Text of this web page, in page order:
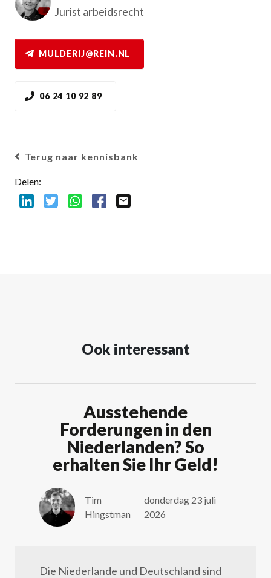
Jurist arbeidsrecht
MULDERIJ@REIN.NL
06 24 10 92 89
Terug naar kennisbank
Delen:
Ook interessant
Ausstehende
Forderungen in den
Niederlanden? So
erhalten Sie Ihr Geld!
Tim
Hingstman
donderdag 23 juli
2026
Die Niederlande und Deutschland sind